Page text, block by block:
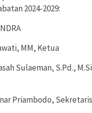
2024-2029:
MM, Ketua
Sulaeman, S.Pd.,
Priambodo, Sekretaris